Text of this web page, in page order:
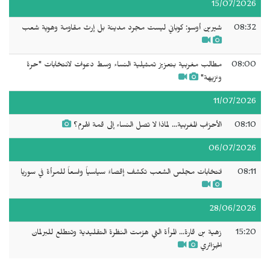
15/07/2026
08:32 شيرين أوسو: كوباني ليست مجرد مدينة بل إرث مقاومة وهوية شعب
08:00
مطالب مغربية بتعزيز تمثيلية النساء وسط دعوات لانتخابات "حرة
ونزيهة"
11/07/2026
08:10 الأحزاب المغربية... لماذا لا تصل النساء إلى قمة الهرم؟
06/07/2026
08:11 انتخابات مجلس الشعب تكشف إقصاءً سياسياً واسعاً للمرأة في سوريا
28/06/2026
15:20
زهية بن قارة... المرأة التي هزمت النظرة التقليدية وتتطلع للبرلمان
الجزائري